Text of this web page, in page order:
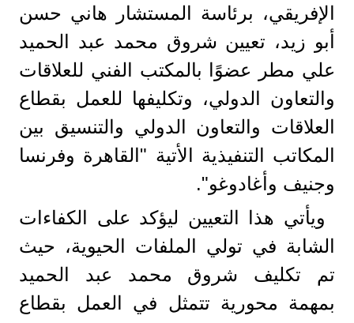
الإفريقي، برئاسة المستشار هاني حسن
أبو زيد، تعيين شروق محمد عبد الحميد
علي مطر عضوًا بالمكتب الفني للعلاقات
والتعاون الدولي، وتكليفها للعمل بقطاع
العلاقات والتعاون الدولي والتنسيق بين
المكاتب التنفيذية الأتية "القاهرة وفرنسا
وجنيف وأغادوغو".
ويأتي هذا التعيين ليؤكد على الكفاءات
الشابة في تولي الملفات الحيوية، حيث
تم تكليف شروق محمد عبد الحميد
بمهمة محورية تتمثل في العمل بقطاع